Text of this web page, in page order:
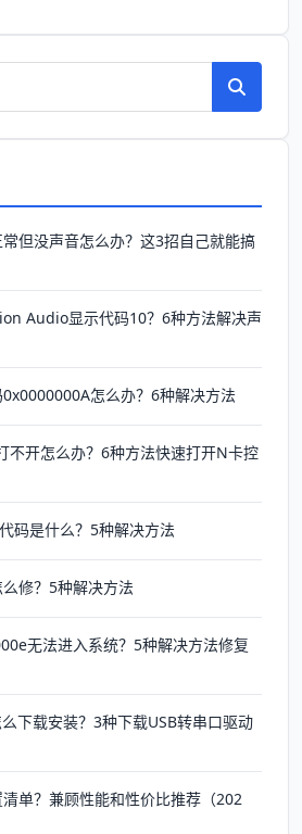
但没声音怎么办？这3招自己就能搞
Audio显示代码10？6种方法解决声
怎么办？6种解决方法
不开怎么办？6种方法快速打开N卡控
码是什么？5种解决方法
修？5种解决方法
无法进入系统？5种解决方法修复
下载安装？3种下载USB转串口驱动
单？兼顾性能和性价比推荐（202